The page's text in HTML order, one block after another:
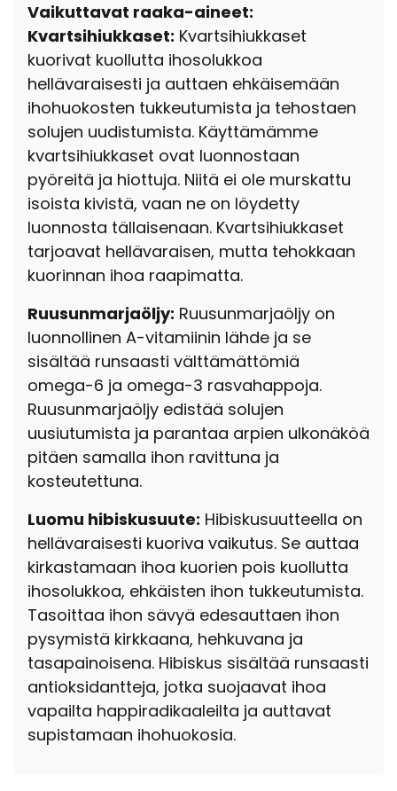
Vaikuttavat raaka-aineet:
Kvartsihiukkaset: Kvartsihiukkaset
kuorivat kuollutta ihosolukkoa
hellävaraisesti ja auttaen ehkäisemään
ihohuokosten tukkeutumista ja tehostaen
solujen uudistumista. Käyttämämme
kvartsihiukkaset ovat luonnostaan
pyöreitä ja hiottuja. Niitä ei ole murskattu
isoista kivistä, vaan ne on löydetty
luonnosta tällaisenaan. Kvartsihiukkaset
tarjoavat hellävaraisen, mutta tehokkaan
kuorinnan ihoa raapimatta.
Ruusunmarjaöljy: Ruusunmarjaöljy on
luonnollinen A-vitamiinin lähde ja se
sisältää runsaasti välttämättömiä
omega-6 ja omega-3 rasvahappoja.
Ruusunmarjaöljy edistää solujen
uusiutumista ja parantaa arpien ulkonäköä
pitäen samalla ihon ravittuna ja
kosteutettuna.
Luomu hibiskusuute: Hibiskusuutteella on
hellävaraisesti kuoriva vaikutus. Se auttaa
kirkastamaan ihoa kuorien pois kuollutta
ihosolukkoa, ehkäisten ihon tukkeutumista.
Tasoittaa ihon sävyä edesauttaen ihon
pysymistä kirkkaana, hehkuvana ja
tasapainoisena. Hibiskus sisältää runsaasti
antioksidantteja, jotka suojaavat ihoa
vapailta happiradikaaleilta ja auttavat
supistamaan ihohuokosia.